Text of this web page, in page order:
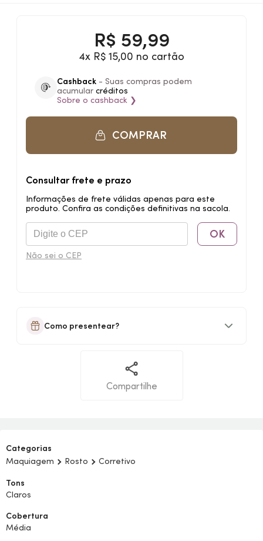
R$ 59,99
4x R$ 15,00 no cartão
Cashback - Suas compras podem
acumular créditos
Sobre o cashback ❯
COMPRAR
Consultar frete e prazo
Informações de frete válidas apenas para este
produto. Confira as condições definitivas na sacola.
OK
Não sei o CEP
Como presentear?
Compartilhe
Categorias
Maquiagem
Rosto Corretivo
Tons
Claros
Cobertura
Média